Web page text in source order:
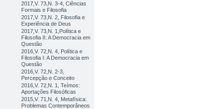
2017,V. 73,N. 3-4, Ciências
Formais e Filosofia
2017,V. 73,N. 2, Filosofia e
Experiência de Deus
2017,V. 73,N. 1,Política e
Filosofia II: A Democracia em
Questão
2016,V. 72,N. 4, Política e
Filosofia I: A Democracia em
Questão
2016,V. 72,N. 2-3,
Percepção e Conceito
2016,V. 72,N. 1, Teímos:
Aportações Filosóficas
2015,V. 71,N. 4, Metafísica:
Problemas Contemporâneos